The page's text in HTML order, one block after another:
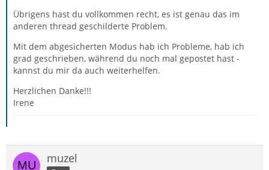
Übrigens hast du vollkommen recht, es ist genau das im
anderen thread geschilderte Problem.
Mit dem abgesicherten Modus hab ich Probleme, hab ich
grad geschrieben, während du noch mal gepostet hast -
kannst du mir da auch weiterhelfen.
Herzlichen Danke!!!
Irene
muzel